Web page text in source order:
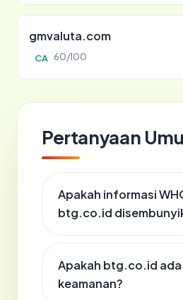
gmvaluta.com
CA 60/100
Pertanyaan
Apakah informasi
btg.co.id
Apakah btg.co.id
keamanan?